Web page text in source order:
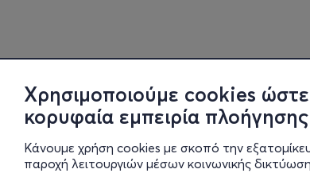
Χρησιμοποιούμε cookies
κορυφαία εμπειρία
Κάνουμε χρήση cookies με σκοπό την
παροχή λειτουργιών μέσων κοινωνικής